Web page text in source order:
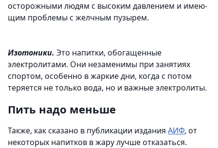
осторожными людям с высоким давлением и имею­
щим проблемы с желчным пузырем.
Изотоники. Это напитки, обогащенные
электролитами. Они незаменимы при занятиях
спортом, особенно в жаркие дни, когда с потом
теряется не только вода, но и важные электролиты.
Пить надо меньше
Также, как сказано в публикации издания АИФ, от
некоторых напитков в жару лучше отказаться.